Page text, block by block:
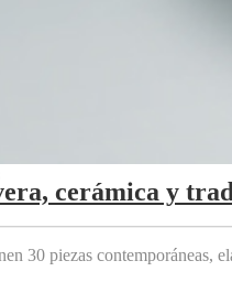
cerámica y
30 piezas contemporáneas,